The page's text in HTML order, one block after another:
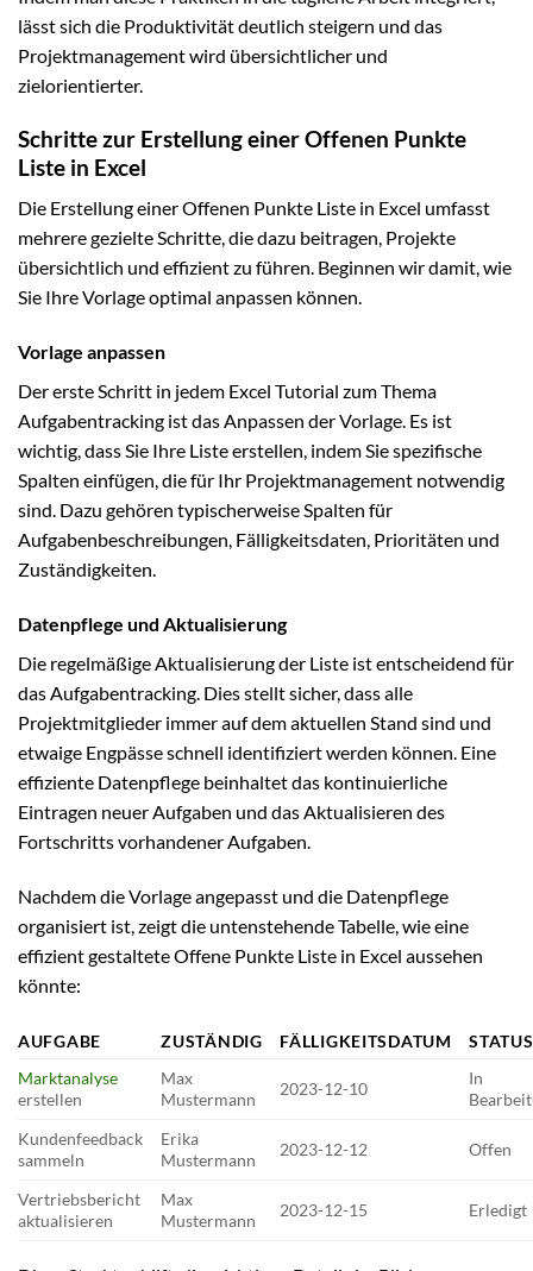
lässt sich die Produktivität deutlich steigern und das
Projektmanagement wird übersichtlicher und
zielorientierter.
Schritte zur Erstellung einer Offenen Punkte
Liste in Excel
Die Erstellung einer Offenen Punkte Liste in Excel umfasst
mehrere gezielte Schritte, die dazu beitragen, Projekte
übersichtlich und effizient zu führen. Beginnen wir damit, wie
Sie Ihre Vorlage optimal anpassen können.
Vorlage anpassen
Der erste Schritt in jedem Excel Tutorial zum Thema
Aufgabentracking ist das Anpassen der Vorlage. Es ist
wichtig, dass Sie Ihre Liste erstellen, indem Sie spezifische
Spalten einfügen, die für Ihr Projektmanagement notwendig
sind. Dazu gehören typischerweise Spalten für
Aufgabenbeschreibungen, Fälligkeitsdaten, Prioritäten und
Zuständigkeiten.
Datenpflege und Aktualisierung
Die regelmäßige Aktualisierung der Liste ist entscheidend für
das Aufgabentracking. Dies stellt sicher, dass alle
Projektmitglieder immer auf dem aktuellen Stand sind und
etwaige Engpässe schnell identifiziert werden können. Eine
effiziente Datenpflege beinhaltet das kontinuierliche
Eintragen neuer Aufgaben und das Aktualisieren des
Fortschritts vorhandener Aufgaben.
Nachdem die Vorlage angepasst und die Datenpflege
organisiert ist, zeigt die untenstehende Tabelle, wie eine
effizient gestaltete Offene Punkte Liste in Excel aussehen
könnte:
AUFGABE ZUSTÄNDIG FÄLLIGKEITSDATUM
STATUS
Marktanalyse
erstellen
Max
Mustermann
2023-12-10
In
Kundenfeedback
sammeln
Erika
Mustermann
2023-12-12 Offen
Vertriebsbericht
aktualisieren
Max
Mustermann
2023-12-15 Erledigt